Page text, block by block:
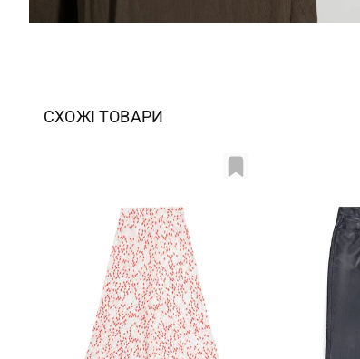
СХОЖІ ТОВАРИ